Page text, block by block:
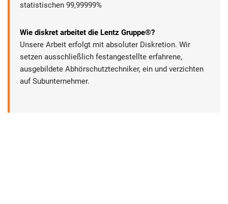
statistischen 99,99999%
Wie diskret arbeitet die Lentz Gruppe®?
Unsere Arbeit erfolgt mit absoluter Diskretion. Wir
setzen ausschließlich festangestellte erfahrene,
ausgebildete Abhörschutztechniker, ein und verzichten
auf Subunternehmer.